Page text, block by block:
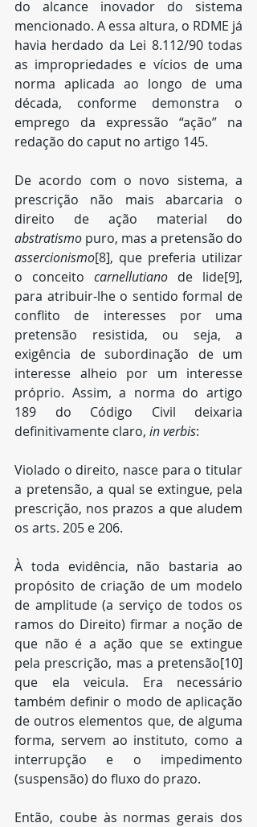
do alcance inovador do sistema
mencionado. A essa altura, o RDME já
havia herdado da Lei 8.112/90 todas
as impropriedades e vícios de uma
norma aplicada ao longo de uma
década, conforme demonstra o
emprego da expressão “ação” na
redação do caput no artigo 145.
De acordo com o novo sistema, a
prescrição não mais abarcaria o
abstratismo
assercionismo[8], que preferia utilizar
o conceito carnellutiano de lide[9],
para atribuir-lhe o sentido formal de
conflito de interesses por uma
pretensão resistida, ou seja, a
exigência de subordinação de um
interesse alheio por um interesse
próprio. Assim, a norma do artigo
189 do Código Civil deixaria
definitivamente claro, in verbis:
Violado o direito, nasce para o titular
a pretensão, a qual se extingue, pela
prescrição, nos prazos a que aludem
os arts. 205 e 206.
À toda evidência, não bastaria ao
propósito de criação de um modelo
de amplitude (a serviço de todos os
ramos do Direito) firmar a noção de
que não é a ação que se extingue
pela prescrição, mas a pretensão[10]
que ela veicula. Era necessário
também definir o modo de aplicação
de outros elementos que, de alguma
forma, servem ao instituto, como a
interrupção e o impedimento
(suspensão) do fluxo do prazo.
Então, coube às normas gerais dos